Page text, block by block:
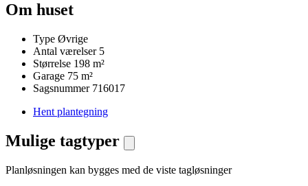
Om huset
Type Øvrige
Antal værelser 5
Størrelse 198 m²
Garage 75 m²
Sagsnummer 716017
Hent plantegning
Mulige tagtyper
Planløsningen kan bygges med de viste tagløsninger